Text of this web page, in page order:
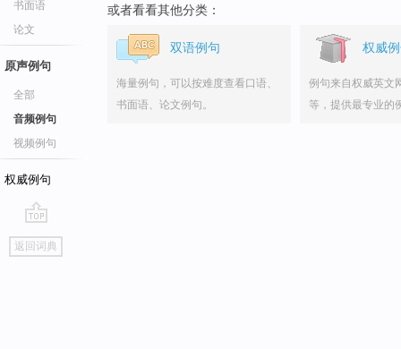
书面语
论文
原声例句
全部
音频例句
视频例句
权威例句
go
top
返回词典
或者看看其他分类：
双语例句
海量例句，可以按难度查看口语、
书面语、论文例句。
权威
例句来自权威英文
等，提供最专业的